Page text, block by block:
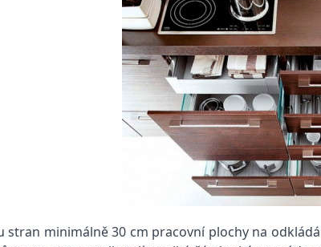
minimálně 30 cm pracovní plochy na